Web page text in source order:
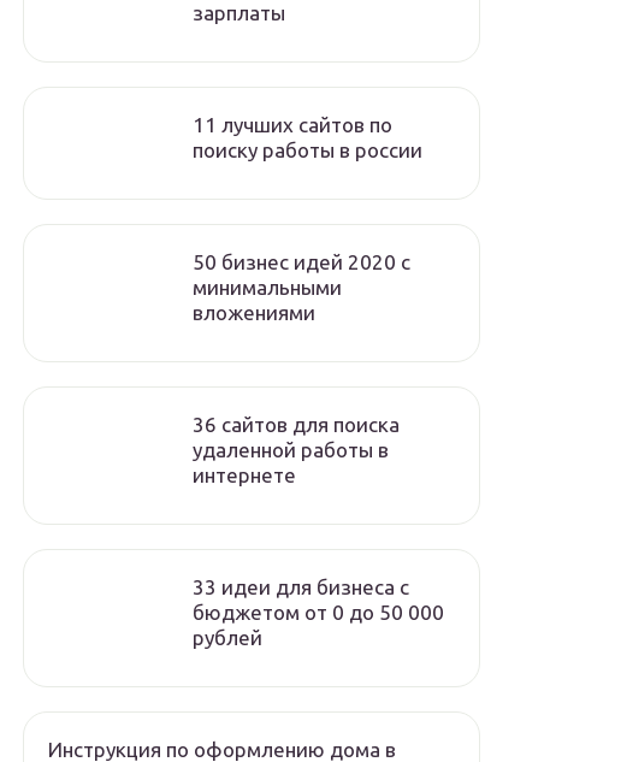
зарплаты
11 лучших сайтов по
поиску работы в россии
50 бизнес идей 2020 с
минимальными
вложениями
36 сайтов для поиска
удаленной работы в
интернете
33 идеи для бизнеса с
бюджетом от 0 до 50 000
рублей
Инструкция по оформлению дома в